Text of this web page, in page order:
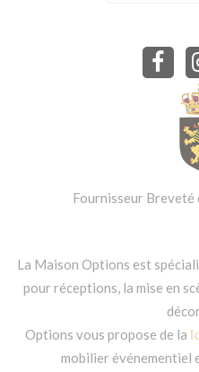
Fournisseur Breveté
La Maison Options est
pour réceptions, la mise en
Options vous propose de la
mobilier événementiel